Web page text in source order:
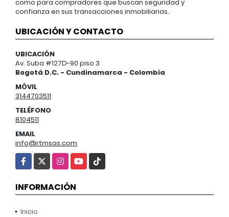
como para compradores que buscan seguridad y
confianza en sus transacciones inmobiliarias.
UBICACIÓN Y CONTACTO
UBICACIÓN
Av. Suba #127D-90 piso 3
Bogotá D.C. - Cundinamarca - Colombia
MÓVIL
3144703511
TELÉFONO
8104511
EMAIL
info@rtmsas.com
Facebook
X Instagram
YouTube
TikTok
INFORMACIÓN
Inicio